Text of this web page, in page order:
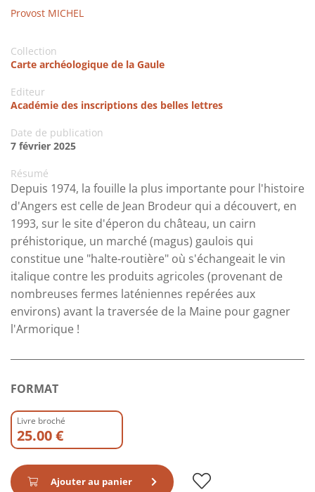
Provost MICHEL
Collection
Carte archéologique de la Gaule
Editeur
Académie des inscriptions des belles lettres
Date de publication
7 février 2025
Résumé
Depuis 1974, la fouille la plus importante pour l'histoire
d'Angers est celle de Jean Brodeur qui a découvert, en
1993, sur le site d'éperon du château, un cairn
préhistorique, un marché (magus) gaulois qui
constitue une "halte-routière" où s'échangeait le vin
italique contre les produits agricoles (provenant de
nombreuses fermes laténiennes repérées aux
environs) avant la traversée de la Maine pour gagner
l'Armorique !
FORMAT
Livre broché
25.00 €
Ajouter au panier